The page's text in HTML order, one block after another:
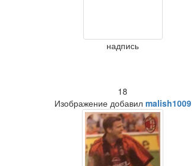
надпись
18
Изображение добавил malish1009